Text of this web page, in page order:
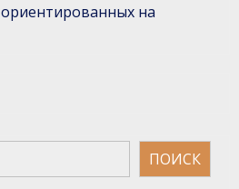
на
ПОИСК